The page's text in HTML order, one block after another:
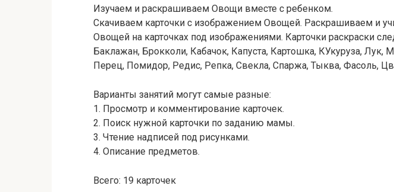
Изучаем и раскрашиваем Овощи вместе с ребенком.
Скачиваем карточки с изображением Овощей. Раскрашиваем и
Овощей на карточках под изображениями. Карточки раскраски
Баклажан, Брокколи, Кабачок, Капуста, Картошка, КУкуруза, Лук,
Перец, Помидор, Редис, Репка, Свекла, Спаржа, Тыква, Фасоль,
Варианты занятий могут самые разные:
1. Просмотр и комментирование карточек.
2. Поиск нужной карточки по заданию мамы.
3. Чтение надписей под рисунками.
4. Описание предметов.
Всего: 19 карточек